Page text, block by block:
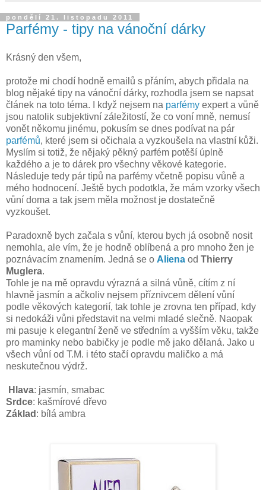
pondělí 21. listopadu 2011
Parfémy - tipy na vánoční dárky
Krásný den všem,
protože mi chodí hodně emailů s přáním, abych přidala na
blog nějaké tipy na vánoční dárky, rozhodla jsem se napsat
článek na toto téma. I když nejsem na parfémy expert a vůně
jsou natolik subjektivní záležitostí, že co voní mně, nemusí
vonět někomu jinému, pokusím se dnes podívat na pár
parfémů, které jsem si očichala a vyzkoušela na vlastní kůži.
Myslím si totiž, že nějaký pěkný parfém potěší úplně
každého a je to dárek pro všechny věkové kategorie.
Následuje tedy pár tipů na parfémy včetně popisu vůně a
mého hodnocení. Ještě bych podotkla, že mám vzorky všech
vůní doma a tak jsem měla možnost je dostatečně
vyzkoušet.
Paradoxně bych začala s vůní, kterou bych já osobně nosit
nemohla, ale vím, že je hodně oblíbená a pro mnoho žen je
poznávacím znamením. Jedná se o Aliena od Thierry
Muglera.
Tohle je na mě opravdu výrazná a silná vůně, cítím z ní
hlavně jasmín a ačkoliv nejsem příznivcem dělení vůní
podle věkových kategorií, tak tohle je zrovna ten případ, kdy
si nedokáži vůni představit na velmi mladé slečně. Naopak
mi pasuje k elegantní ženě ve středním a vyšším věku, takže
pro maminky nebo babičky je podle mě jako dělaná. Jako u
všech vůní od T.M. i této stačí opravdu maličko a má
neskutečnou výdrž.
Hlava: jasmín, smabac
Srdce: kašmírové dřevo
Základ : bílá ambra